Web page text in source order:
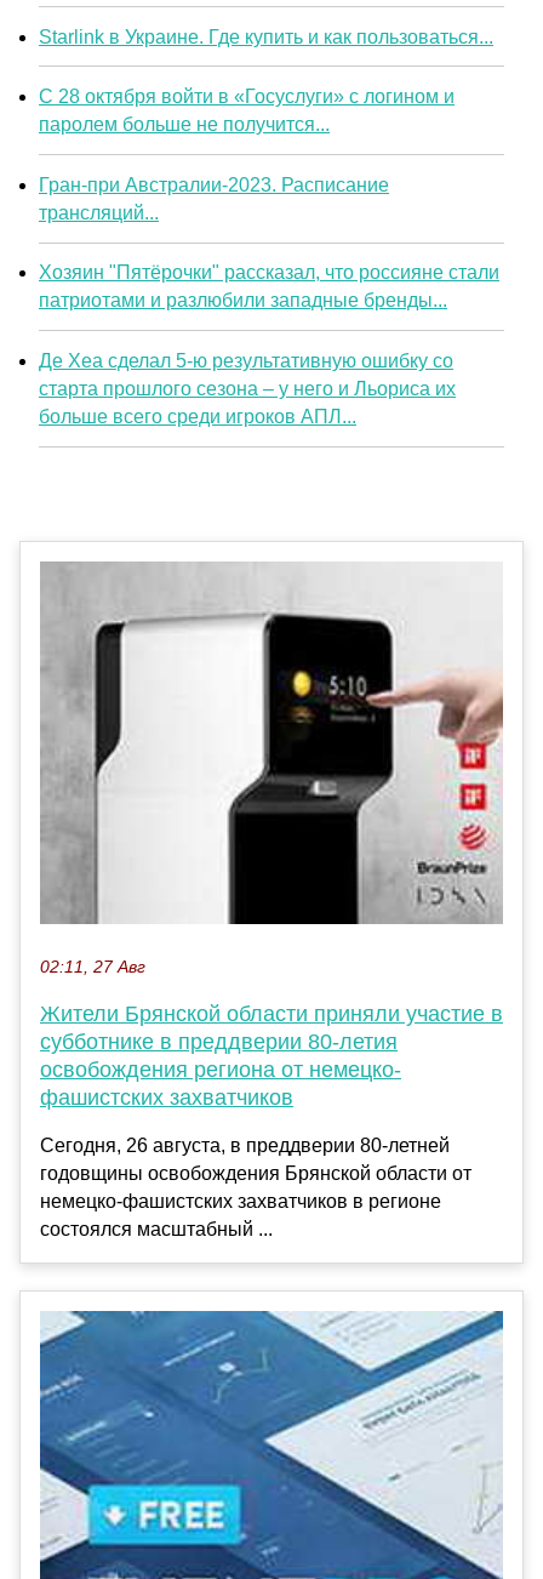
Starlink в Украине. Где купить и как пользоваться...
С 28 октября войти в «Госуслуги» с логином и
паролем больше не получится...
Гран-при Австралии-2023. Расписание
трансляций...
Хозяин "Пятёрочки" рассказал, что россияне стали
патриотами и разлюбили западные бренды...
Де Хеа сделал 5-ю результативную ошибку со
старта прошлого сезона – у него и Льориса их
больше всего среди игроков АПЛ...
02:11, 27 Авг
Жители Брянской области приняли участие в
субботнике в преддверии 80-летия
освобождения региона от немецко-
фашистских захватчиков
Сегодня, 26 августа, в преддверии 80-летней
годовщины освобождения Брянской области от
немецко-фашистских захватчиков в регионе
состоялся масштабный ...